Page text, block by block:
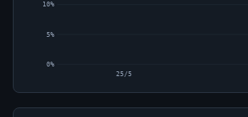
0%
5%
10%
25/5